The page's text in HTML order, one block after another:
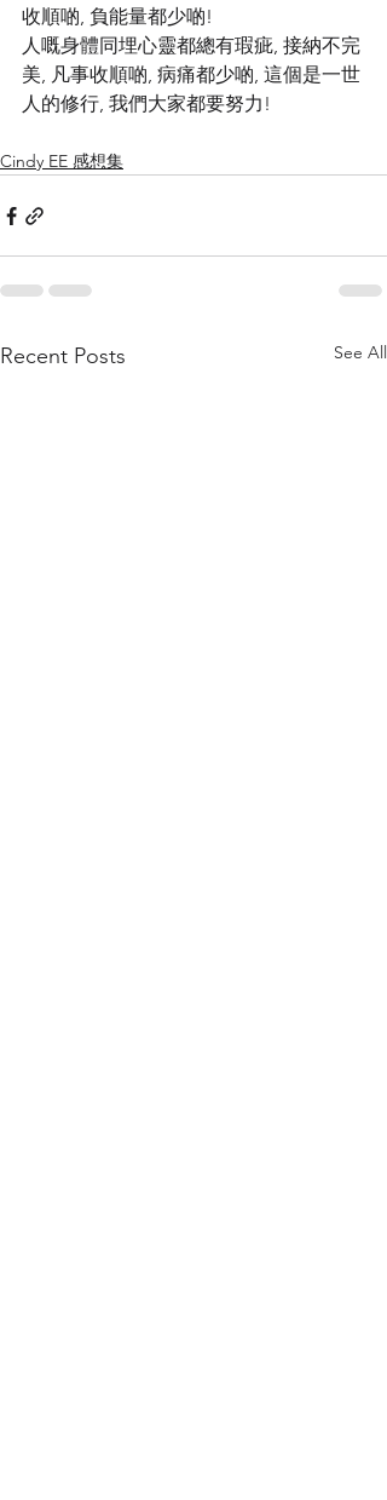
收順啲, 負能量都少啲!
人嘅身體同埋心靈都總有瑕疵, 接納不完
美, 凡事收順啲, 病痛都少啲, 這個是一世
人的修行, 我們大家都要努力!
Cindy EE 感想集
Recent Posts See All